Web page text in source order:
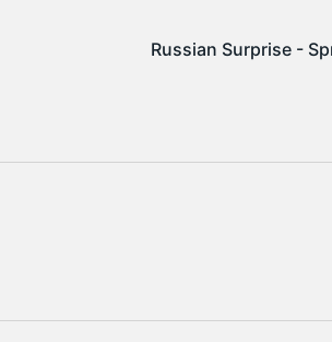
Russian Surprise -